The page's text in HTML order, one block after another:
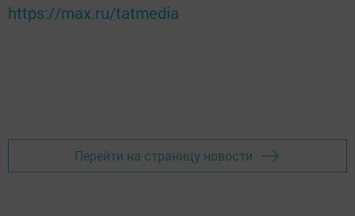
https://max.ru/tatmedia
Перейти на страницу новости